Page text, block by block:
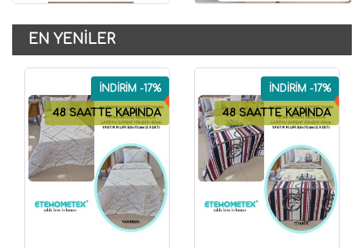
EN YENİLER
48 SAATTE KAPINDA
İNDİRİM -17%
48 SAATTE KAPINDA
İNDİRİM -17%